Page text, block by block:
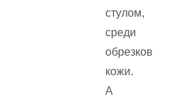
стулом,
среди
обрезков
кожи.
А